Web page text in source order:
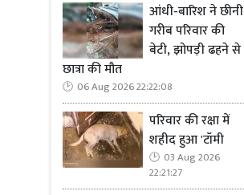
आंधी-बारिश ने छीनी
गरीब परिवार की
बेटी, झोपड़ी ढहने से
छात्रा की मौत
06 Aug 2026 22:22:08
परिवार की रक्षा में
शहीद हुआ 'टॉमी
03 Aug 2026
22:21:27